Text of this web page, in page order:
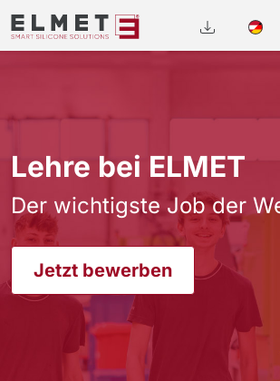
Lehre bei ELMET
Der wichtigste Job der
Jetzt bewerben